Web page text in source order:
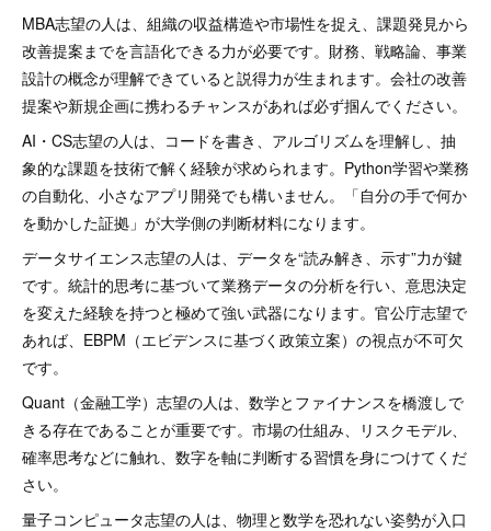
MBA志望の人は、組織の収益構造や市場性を捉え、課題発見から
改善提案までを言語化できる力が必要です。財務、戦略論、事業
設計の概念が理解できていると説得力が生まれます。会社の改善
提案や新規企画に携わるチャンスがあれば必ず掴んでください。
AI・CS志望の人は、コードを書き、アルゴリズムを理解し、抽
象的な課題を技術で解く経験が求められます。Python学習や業務
の自動化、小さなアプリ開発でも構いません。「自分の手で何か
を動かした証拠」が大学側の判断材料になります。
データサイエンス志望の人は、データを“読み解き、示す”力が鍵
です。統計的思考に基づいて業務データの分析を行い、意思決定
を変えた経験を持つと極めて強い武器になります。官公庁志望で
あれば、EBPM（エビデンスに基づく政策立案）の視点が不可欠
です。
Quant（金融工学）志望の人は、数学とファイナンスを橋渡しで
きる存在であることが重要です。市場の仕組み、リスクモデル、
確率思考などに触れ、数字を軸に判断する習慣を身につけてくだ
さい。
量子コンピュータ志望の人は、物理と数学を恐れない姿勢が入口